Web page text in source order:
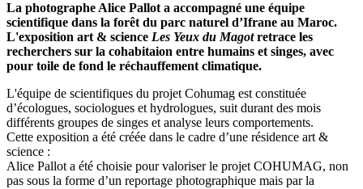
La photographe Alice Pallot a accompagné une équipe
scientifique dans la forêt du parc naturel d’Ifrane au Maroc.
L'exposition art & science Les Yeux du Magot retrace les
recherchers sur la cohabitaion entre humains et singes, avec
pour toile de fond le réchauffement climatique.
L'équipe de scientifiques du projet Cohumag est constituée
d’écologues, sociologues et hydrologues, suit durant des mois
différents groupes de singes et analyse leurs comportements.
Cette exposition a été créée dans le cadre d’une résidence art &
science :
Alice Pallot a été choisie pour valoriser le projet COHUMAG, non
pas sous la forme d’un reportage photographique mais par la